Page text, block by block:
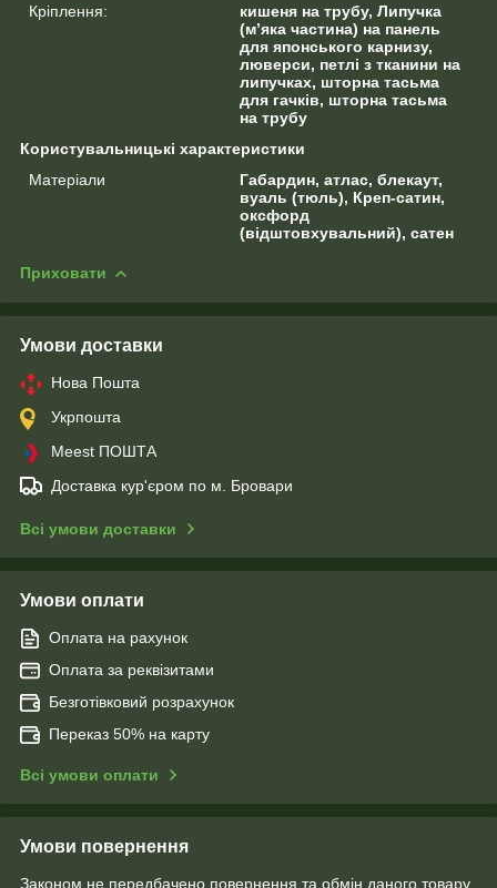
Кріплення:
кишеня на трубу, Липучка
(м’яка частина) на панель
для японського карнизу,
люверси, петлі з тканини на
липучках, шторна тасьма
для гачків, шторна тасьма
на трубу
Користувальницькі характеристики
Матеріали
Габардин, атлас, блекаут,
вуаль (тюль), Креп-сатин,
оксфорд
(відштовхувальний), сатен
Приховати
Умови доставки
Нова Пошта
Укрпошта
Meest ПОШТА
Доставка кур'єром по м. Бровари
Всі умови доставки
Умови оплати
Оплата на рахунок
Оплата за реквізитами
Безготівковий розрахунок
Переказ 50% на карту
Всі умови оплати
Умови повернення
Законом не передбачено повернення та обмін даного товару